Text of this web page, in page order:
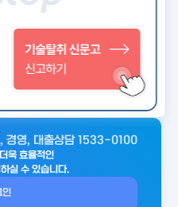
경영, 대출상담 1533-0100
욱 효율적인
실 수 있습니다.
인